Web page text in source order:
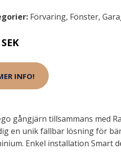
Förvaring, Fönster,
INFO!
gångjärn tillsammans med
en unik fällbar lösning för
Enkel installation Smart